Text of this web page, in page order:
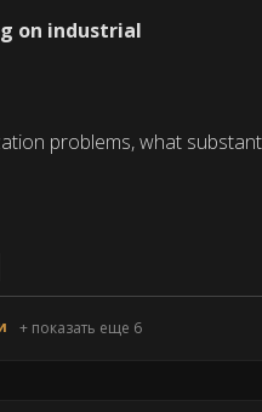
on industrial
problems, what
+ показать еще 6